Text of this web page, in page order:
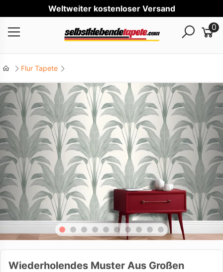
Wel
0
Flur Tapete
Wiederholendes Muster Aus Großen